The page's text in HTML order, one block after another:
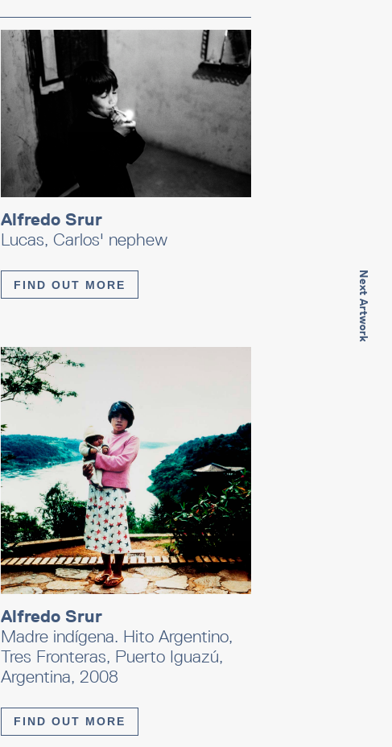
Next Artwork
Alfredo Srur
Lucas, Carlos' nephew
FIND OUT MORE
Alfredo Srur
Madre indígena. Hito Argentino,
Tres Fronteras, Puerto Iguazú,
Argentina, 2008
FIND OUT MORE